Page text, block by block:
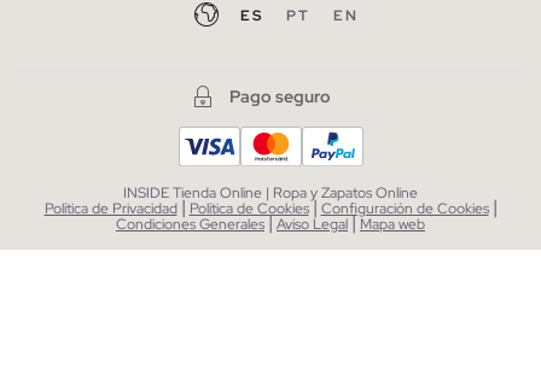
ES PT EN
Pago seguro
INSIDE Tienda Online | Ropa y Zapatos Online
Política de Privacidad | Política de Cookies| Configuración de Cookies |
Condiciones Generales|Aviso Legal| Mapa web